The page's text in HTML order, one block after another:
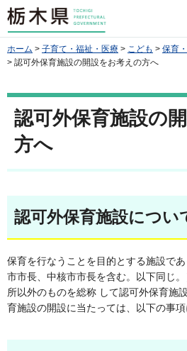
栃木県
ホーム > 子育て・福祉・医療 > こども > 保育
> 認可外保育施設の開設をお考えの方へ
認可外保育施設の
方へ
認可外保育施設につい
保育を行なうことを目的とする施設で
市市長、中核市市長を含む。以下同じ
所以外のものを総称 して認可外保育施
育施設の開設に当たっては、以下の事項